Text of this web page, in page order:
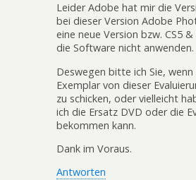
Leider Adobe hat mir die
bei dieser Version Adobe
eine neue Version bzw. CS5
die Software nicht anwenden.
Deswegen bitte ich Sie,
Exemplar von dieser
zu schicken, oder vielleicht
ich die Ersatz DVD oder die
bekommen kann.
Dank im Voraus.
Antworten